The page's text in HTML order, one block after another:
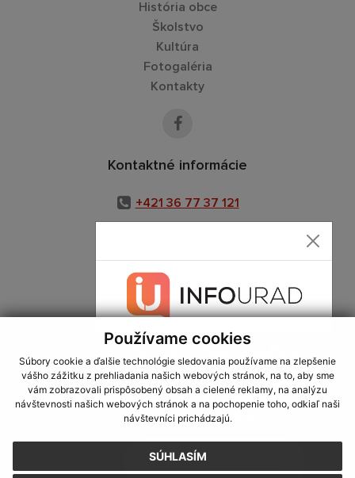
Používame cookies
Súbory cookie a ďalšie technológie sledovania používame na zlepšenie
vášho zážitku z prehliadania našich webových stránok, na to, aby sme
vám zobrazovali prispôsobený obsah a cielené reklamy, na analýzu
návštevnosti našich webových stránok a na pochopenie toho, odkiaľ naši
návštevníci prichádzajú.
SÚHLASÍM
História obce
Školstvo
Kultúra
Fotogaléria
Kontakty
Kontaktné informácie
+421 36 77 37 121
využite možnosť získavania aktuálnych informácií s využitím RSS
CMS systém (redakčný) systém ECHELON 2,
Mapa stránok web portál
webhosting, webex.digital, s.r.o.,domény,registrácia domény,
spoločnosť webex.digital, s.r.o.,technický prevádzkovateľ
Posledná aktualizácia:06.08.2026
Vytlačiť stránku|Vyhlásenie o prístupnosti
Autorské práva|Cookies